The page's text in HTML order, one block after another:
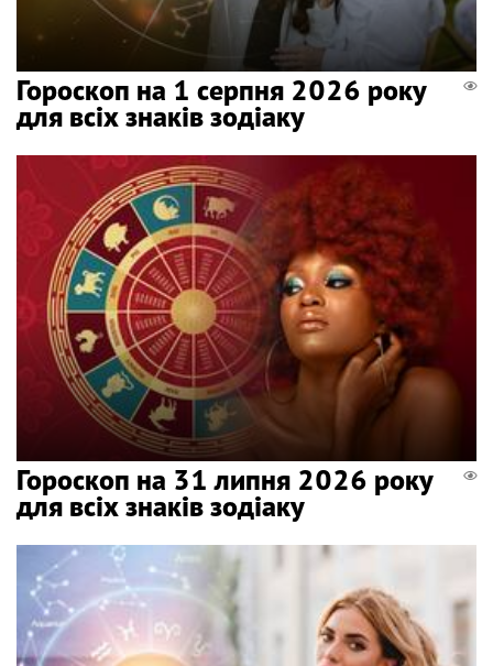
Гороскоп на 1 серпня 2026 року
для всіх знаків зодіаку
Гороскоп на 31 липня 2026 року
для всіх знаків зодіаку